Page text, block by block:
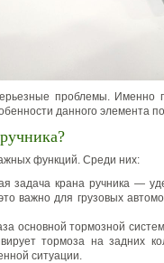
проблемы. Именно
данного элемента
функций. Среди них:
задача крана ручника —
важно для грузовых
основной тормозной
тормоза на задних
ситуации.